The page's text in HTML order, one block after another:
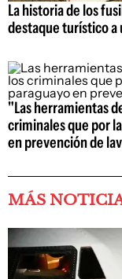
La historia de los
destaque turístico a
"Las herramientas
criminales que por
en prevención de
MÁS